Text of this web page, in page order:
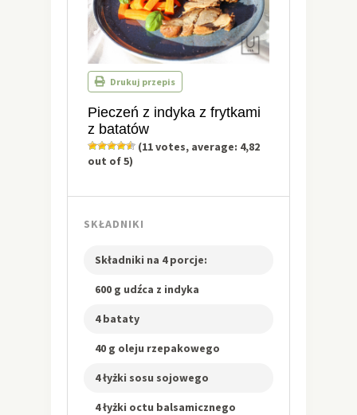
Drukuj przepis
Pieczeń z indyka z frytkami
z batatów
(11votes, average: 4,82
out of 5)
SKŁADNIKI
Składniki na 4 porcje:
600 g udźca z indyka
4 bataty
40 g oleju rzepakowego
4 łyżki sosu sojowego
4 łyżki octu balsamicznego